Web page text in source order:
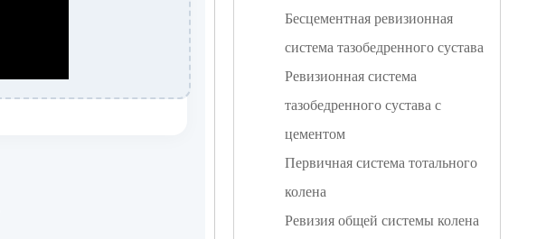
Бесцементная ревизионная
система тазобедренного сустава
Ревизионная система
тазобедренного сустава с
цементом
Первичная система тотального
колена
Ревизия общей системы колена